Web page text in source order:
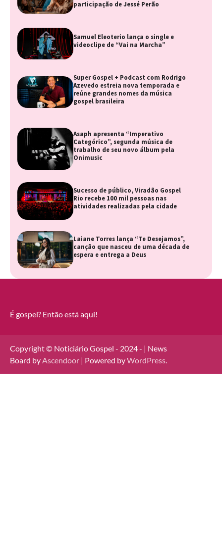
participação de Jessé Perão
Samuel Eleoterio lança o single e
videoclipe de “Vai na Marcha”
Super Gospel + Podcast com Rodrigo
Azevedo estreia nova temporada e
reúne grandes nomes da música
gospel brasileira
Asaph apresenta “Imperativo
Categórico”, segunda música de
trabalho de seu novo álbum pela
Onimusic
Sucesso de público, Viradão Gospel
Rio recebe 100 mil pessoas nas
atividades realizadas pela cidade
Laiane Torres lança “Te Desejamos”,
canção que nasceu de uma década de
espera e entrega a Deus
É gospel? Então está aqui!
Copyright © Noticiário Gospel - 2024 - | News
Board byAscendoor | Powered byWordPress.